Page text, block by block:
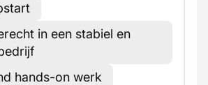
in een stabiel en
hands-on werk